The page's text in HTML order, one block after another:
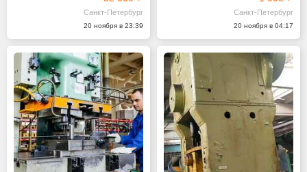
Санкт-Петербург
20 ноября в 23:39
Санкт-Петербург
20 ноября в 04:17